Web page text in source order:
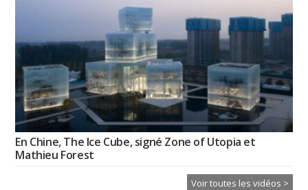
En Chine, The Ice Cube, signé Zone of Utopia et
Mathieu Forest
Voir toutes les vidéos >